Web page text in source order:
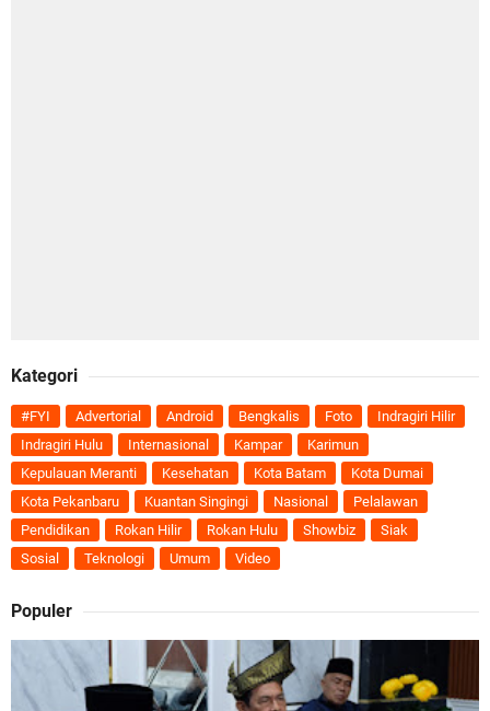
Kategori
#FYI Advertorial Android Bengkalis Foto
Indragiri Hilir
Indragiri Hulu
Internasional Kampar
Karimun
Kepulauan Meranti
Kesehatan Kota Batam
Kota Dumai
Kota Pekanbaru
Kuantan Singingi Nasional
Pelalawan
Pendidikan
Rokan Hilir Rokan Hulu Showbiz
Siak
Sosial
Teknologi Umum Video
Populer